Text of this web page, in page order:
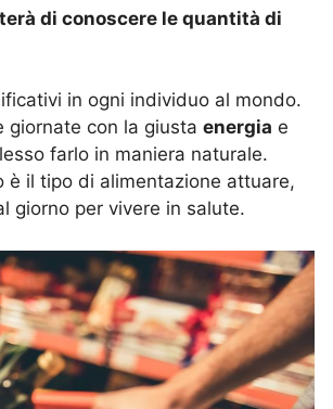
di conoscere le quantità di
in ogni individuo al mondo.
giornate con la giusta energia e
farlo in maniera naturale.
è il tipo di alimentazione attuare,
giorno per vivere in salute.